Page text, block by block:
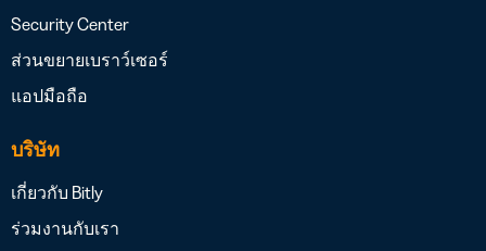
Security Center
ส่วนขยายเบราว์เซอร์
แอปมือถือ
บริษัท
เกี่ยวกับ Bitly
ร่วมงานกับเรา